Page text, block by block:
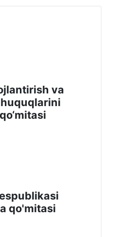
va
qo'mitasi